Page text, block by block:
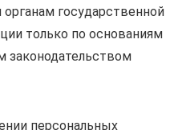
государственной
только по основаниям
законодательством
персональных